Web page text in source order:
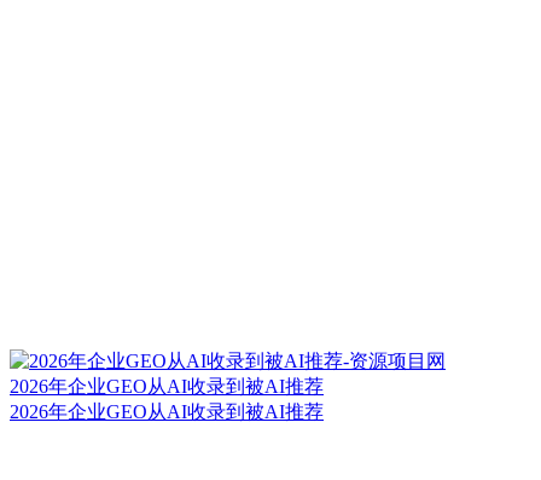
2026年企业GEO从AI收录到被AI推荐
2026年企业GEO从AI收录到被AI推荐